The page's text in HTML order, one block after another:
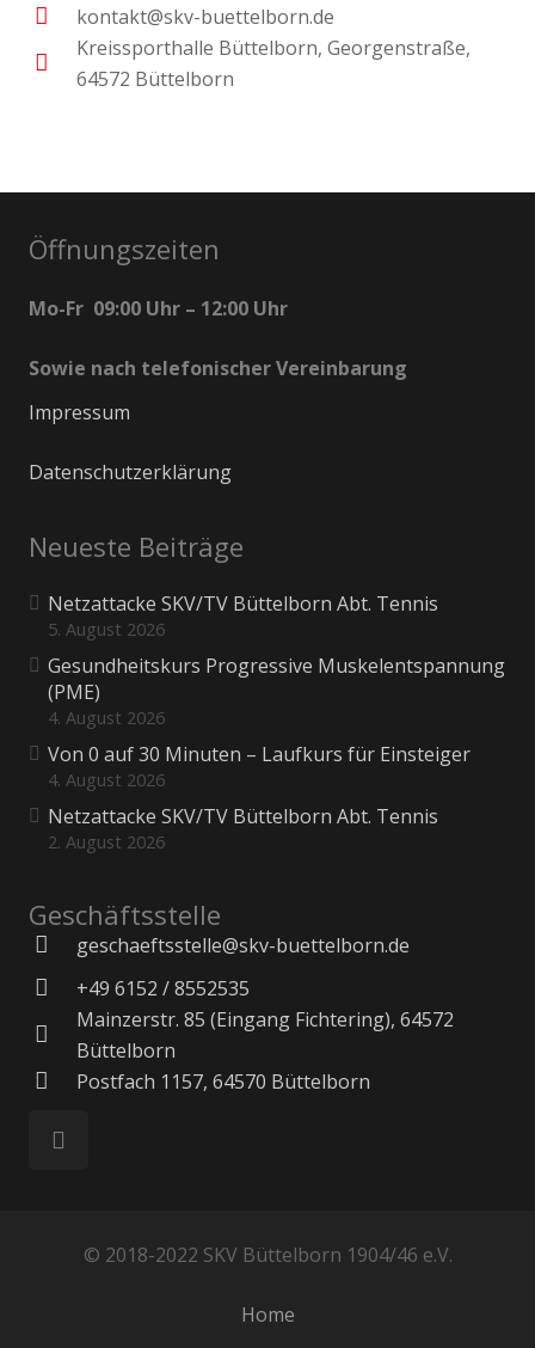
kontakt@skv-buettelborn.de
Kreissporthalle Büttelborn, Georgenstraße,
64572 Büttelborn
Öffnungszeiten
Mo-Fr 09:00 Uhr – 12:00 Uhr
Sowie nach telefonischer Vereinbarung
Impressum
Datenschutzerklärung
Neueste Beiträge
Netzattacke SKV/TV Büttelborn Abt. Tennis
5. August 2026
Gesundheitskurs Progressive Muskelentspannung
(PME)
4. August 2026
Von 0 auf 30 Minuten – Laufkurs für Einsteiger
4. August 2026
Netzattacke SKV/TV Büttelborn Abt. Tennis
2. August 2026
Geschäftsstelle
geschaeftsstelle@skv-buettelborn.de
+49 6152 / 8552535
Mainzerstr. 85 (Eingang Fichtering), 64572
Büttelborn
Postfach 1157, 64570 Büttelborn
© 2018-2022 SKV Büttelborn 1904/46 e.V.
Home